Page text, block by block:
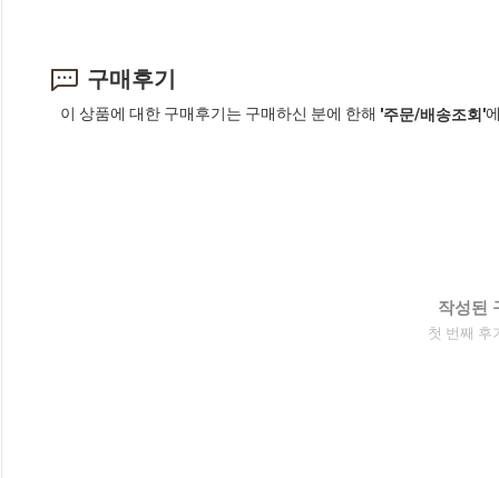
구매후기
이 상품에 대한 구매후기는 구매하신 분에 한해 '주문/배송조회'
작성된
첫 번째 후